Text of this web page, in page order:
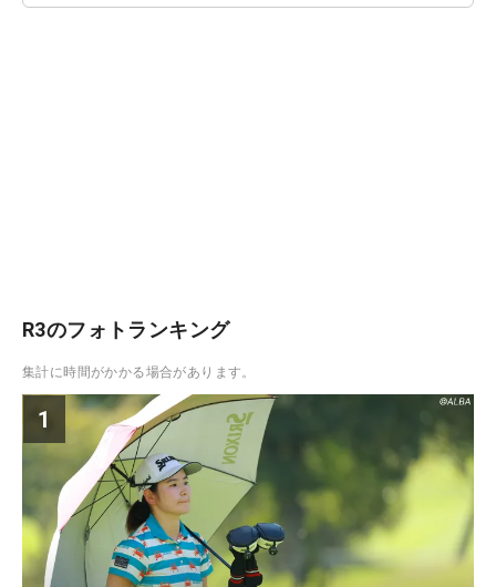
R3のフォトランキング
集計に時間がかかる場合があります。
1